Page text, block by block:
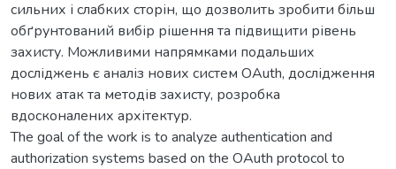
сильних і слабких сторін, що дозволить зробити більш
обґрунтований вибір рішення та підвищити рівень
захисту. Можливими напрямками подальших
досліджень є аналіз нових систем OAuth, дослідження
нових атак та методів захисту, розробка
вдосконалених архітектур.
The goal of the work is to analyze authentication and
authorization systems based on the OAuth protocol to